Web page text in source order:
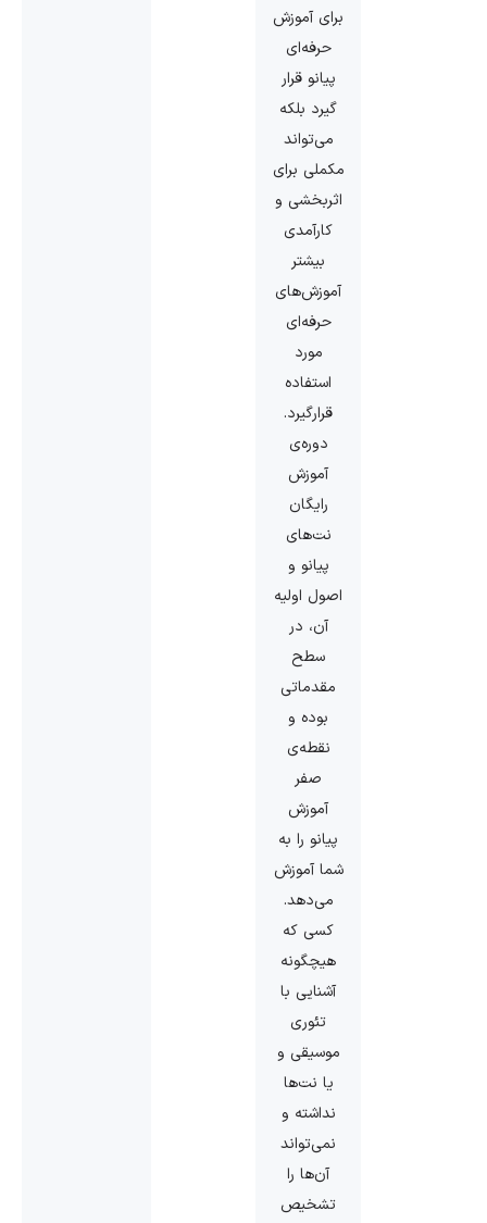
برای آموزش
حرفه‌ای
پیانو قرار
گیرد بلکه
می‌تواند
مکملی برای
اثربخشی و
کارآمدی
بیشتر
آموزش‌های
حرفه‌ای
مورد
استفاده
قرارگیرد.
دوره‌ی
آموزش
رایگان
نت‌‌های
پیانو و
اصول اولیه‌
آن، در
سطح
مقدماتی
بوده و
نقطه‌ی
صفر
آموزش
پیانو را به
شما آموزش
می‌دهد.
کسی که
هیچگونه
آشنایی با
تئوری
موسیقی و
یا نت‌ها
نداشته و
نمی‌تواند
آن‌ها را
تشخیص